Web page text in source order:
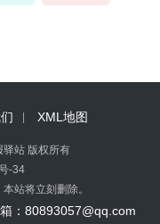
XML地图
站 版权所有
-34
站将立刻删除。
：80893057@qq.com